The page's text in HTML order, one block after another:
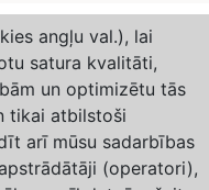
angļu val.), lai
satura kvalitāti,
un optimizētu tās
tikai atbilstoši
arī mūsu sadarbības
(operatori),